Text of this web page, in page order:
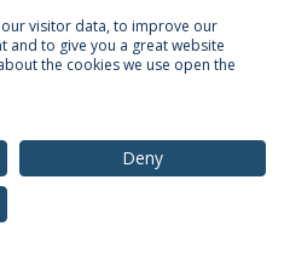
Termos & Condições
dos Dados
Católica Portuguesa
visitor data, to improve our
and to give you a great website
the cookies we use open the
Deny